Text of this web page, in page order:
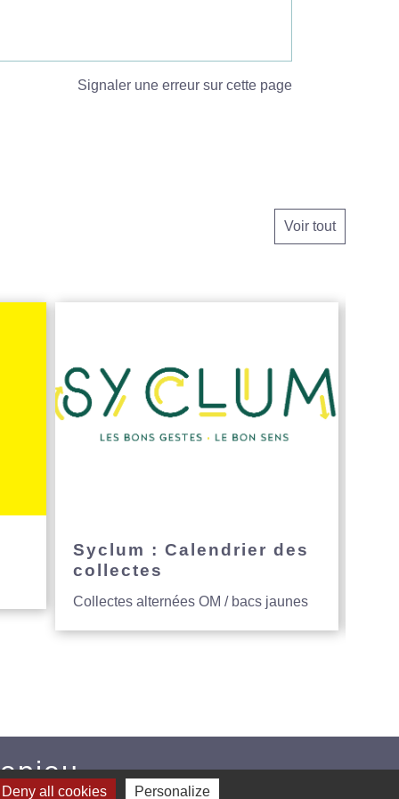
Signaler une erreur sur cette page
Voir tout
Syclum : Calendrier des
collectes
Collectes alternées OM / bacs jaunes
all cookies Personalize